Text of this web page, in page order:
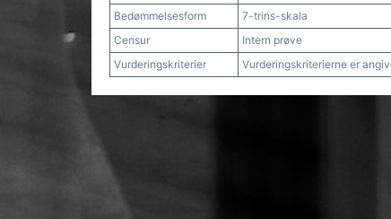
Bedømmelsesform
7-trins-skala
Censur
Intern prøve
Vurderingskriterier
Vurderingskriterierne er